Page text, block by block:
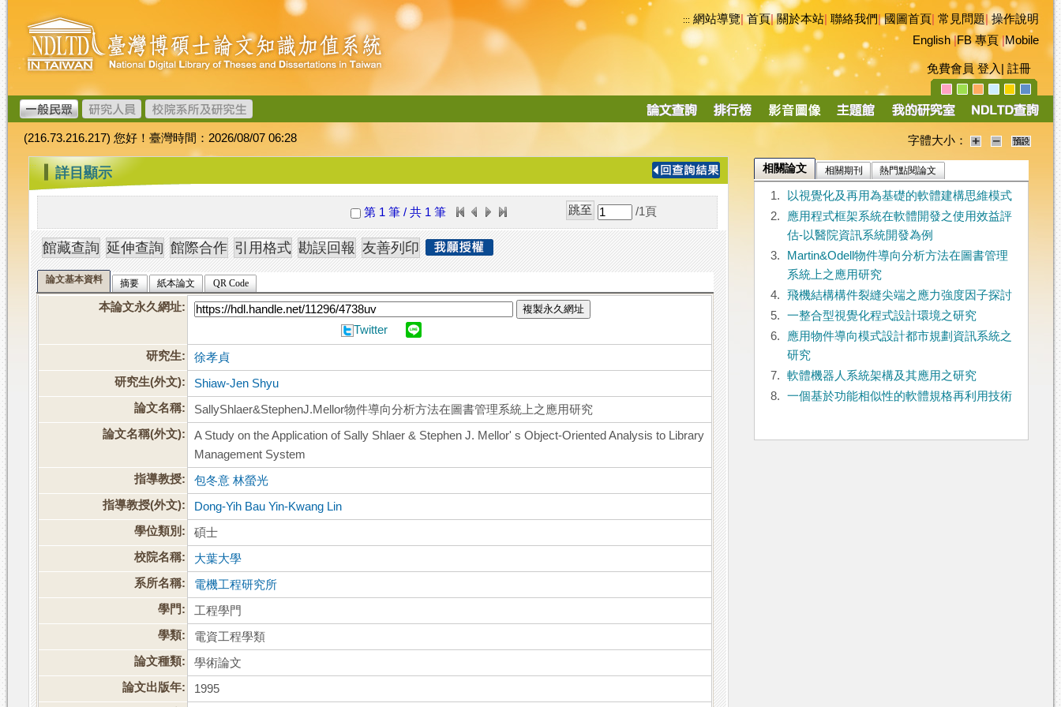
跳
到
主
要
內
容
臺
灣
博
碩
士
論
文
加
值
系
統
::: 網站導覽|首頁|關於本站 聯絡我們|國圖首頁 常見問題|操作說明
English|FB 專頁|Mobile
免費會員 登入 註冊
導
(216.73.216.217) 您好！臺灣時間：2026/08/07 06:28 字體大小：
::: 詳目顯示
第 1 筆 / 共 1 筆 /1 頁
論文基本資料 摘要 紙本論文 QR Code
本論文永久網址: 複製永久網址
Twitter
研究生:
徐孝貞
研究生(外文):
Shiaw-Jen Shyu
論文名稱:
SallyShlaer&StephenJ.Mellor物件導向分析方法在圖書管理系統上之應用研究
論文名稱(外文):
A Study on the Application of Sally Shlaer & Stephen J. Mellor' s Object-Oriented Analysis to Library
Management System
指導教授:
包冬意 林螢光
指導教授(外文):
Dong-Yih Bau Yin-Kwang Lin
學位類別:
碩士
校院名稱:
大葉大學
系所名稱:
電機工程研究所
學門:
工程學門
學類:
電資工程學類
論文種類:
學術論文
論文出版年:
1995
相關論文 相關期刊 熱門點閱論文
1.
以視覺化及再用為基礎的軟體建構思維模式
2.
應用程式框架系統在軟體開發之使用效益評
估-以醫院資訊系統開發為例
3.
Martin&Odell物件導向分析方法在圖書管理
系統上之應用研究
4.
飛機結構構件裂縫尖端之應力強度因子探討
5.
一整合型視覺化程式設計環境之研究
6.
應用物件導向模式設計都市規劃資訊系統之
研究
7.
軟體機器人系統架構及其應用之研究
8.
一個基於功能相似性的軟體規格再利用技術